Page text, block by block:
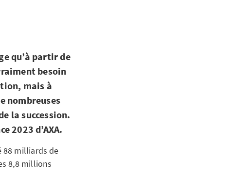
qu’à partir de
besoin
mais à
nombreuses
la succession.
2023 d’AXA.
88 milliards de
8,8 millions